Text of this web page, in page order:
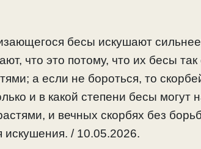
бесы искушают
что это потому, что их бесы
а если не бороться, то
и в какой степени бесы
и вечных скорбях без
искушения. / 10.05.2026.